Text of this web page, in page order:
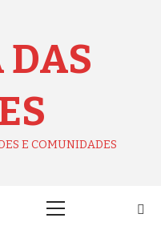
DAS
E COMUNIDADES